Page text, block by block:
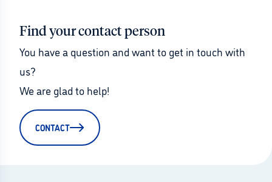
Find your contact person
You have a question and want to get in touch with
us?
We are glad to help!
CONTACT